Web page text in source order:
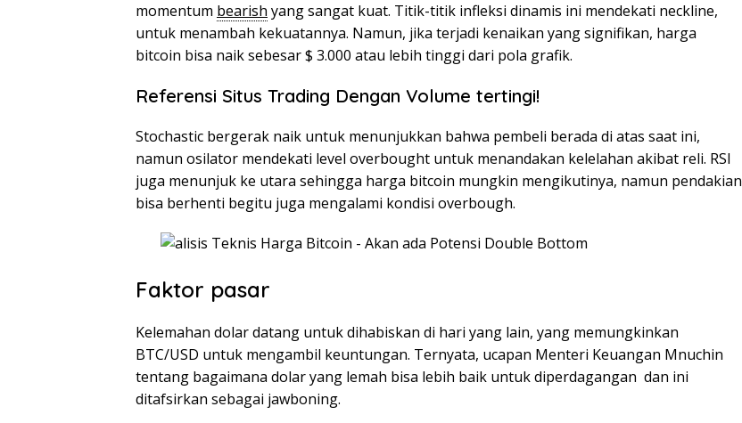
momentum bearish yang sangat kuat. Titik-titik infleksi dinamis ini mendekati neckline,
untuk menambah kekuatannya. Namun, jika terjadi kenaikan yang signifikan, harga
bitcoin bisa naik sebesar $ 3.000 atau lebih tinggi dari pola grafik.
Referensi Situs Trading Dengan Volume tertingi!
Stochastic bergerak naik untuk menunjukkan bahwa pembeli berada di atas saat ini,
namun osilator mendekati level overbought untuk menandakan kelelahan akibat reli. RSI
juga menunjuk ke utara sehingga harga bitcoin mungkin mengikutinya, namun pendakian
bisa berhenti begitu juga mengalami kondisi overbough.
Faktor pasar
Kelemahan dolar datang untuk dihabiskan di hari yang lain, yang memungkinkan
BTC/USD untuk mengambil keuntungan. Ternyata, ucapan Menteri Keuangan Mnuchin
tentang bagaimana dolar yang lemah bisa lebih baik untuk diperdagangan dan ini
ditafsirkan sebagai jawboning.